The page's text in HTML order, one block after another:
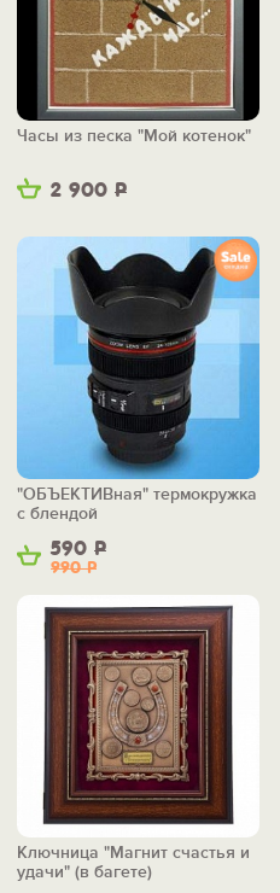
2 900 Р
Часы из песка "Мой котенок"
590 Р
990Р
"ОБЪЕКТИВная" термокружка
с блендой
Ключница "Магнит счастья и
удачи" (в багете)